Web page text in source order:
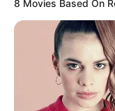
8 Movies Based On